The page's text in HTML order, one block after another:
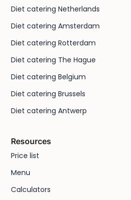
Diet catering Netherlands
Diet catering Amsterdam
Diet catering Rotterdam
Diet catering The Hague
Diet catering Belgium
Diet catering Brussels
Diet catering Antwerp
Resources
Price list
Menu
Calculators